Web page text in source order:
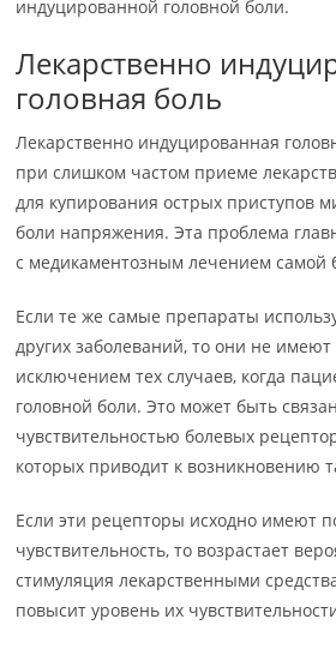
индуцированной головной боли.
Лекарственно
головная боль
Лекарственно индуцированная
при слишком частом приеме
для купирования острых приступов
боли напряжения. Эта проблема
с медикаментозным лечением самой
Если те же самые препараты
других заболеваний, то они не имеют
исключением тех случаев, когда
головной боли. Это может быть
чувствительностью болевых
которых приводит к возникновению
Если эти рецепторы исходно имеют
чувствительность, то возрастает
стимуляция лекарственными
повысит уровень их